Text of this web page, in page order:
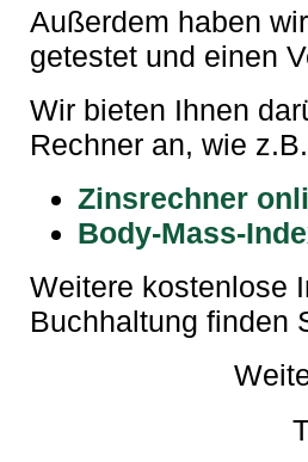
Außerdem haben wir
getestet und einen
Wir bieten Ihnen
Rechner an, wie
Zinsrechner
Body-Mass-
Weitere kostenlose
Buchhaltung finden